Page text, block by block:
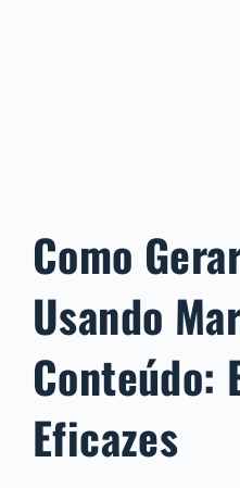
Como
Usando
Conteúdo:
Eficazes